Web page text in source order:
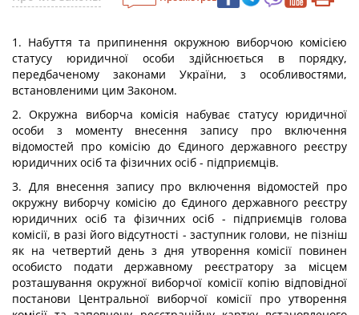
1. Набуття та припинення окружною виборчою комісією
статусу юридичної особи здійснюється в порядку,
передбаченому законами України, з особливостями,
встановленими цим Законом.
2. Окружна виборча комісія набуває статусу юридичної
особи з моменту внесення запису про включення
відомостей про комісію до Єдиного державного реєстру
юридичних осіб та фізичних осіб - підприємців.
3. Для внесення запису про включення відомостей про
окружну виборчу комісію до Єдиного державного реєстру
юридичних осіб та фізичних осіб - підприємців голова
комісії, в разі його відсутності - заступник голови, не пізніш
як на четвертий день з дня утворення комісії повинен
особисто подати державному реєстратору за місцем
розташування окружної виборчої комісії копію відповідної
постанови Центральної виборчої комісії про утворення